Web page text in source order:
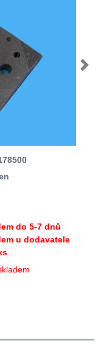
Next
do 5-7 dnů
u dodavatele